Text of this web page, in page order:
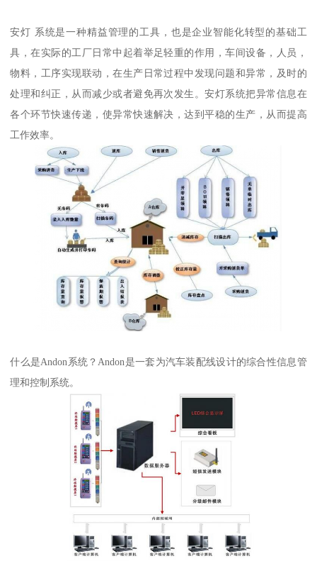
安灯 系统是一种精益管理的工具，也是企业智能化转型的基础工
具，在实际的工厂日常中起着举足轻重的作用，车间设备，人员，
物料，工序实现联动，在生产日常过程中发现问题和异常，及时的
处理和纠正，从而减少或者避免再次发生。安灯系统把异常信息在
各个环节快速传递，使异常快速解决，达到平稳的生产，从而提高
工作效率。
什么是Andon系统？Andon是一套为汽车装配线设计的综合性信息管
理和控制系统。